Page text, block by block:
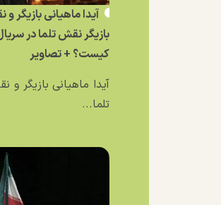
آیدا ماهیانی بازیگر و
بازیگر نقش تلما در
کیست؟ + تصاویر
آیدا ماهیانی بازیگر و
تلما...